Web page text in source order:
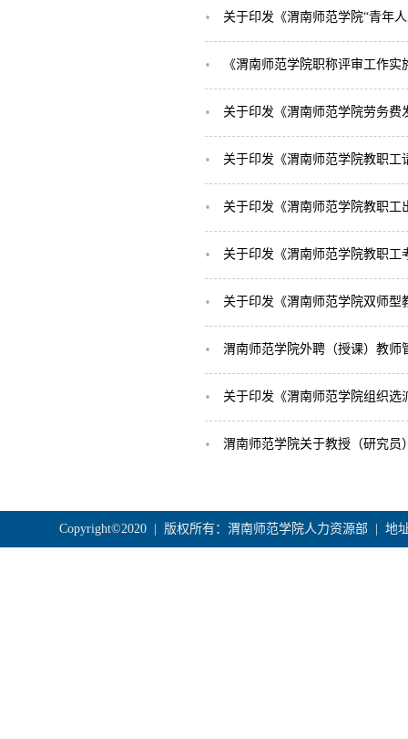
关于印发《渭南师范学院“青年
《渭南师范学院职称评审工作
关于印发《渭南师范学院劳务
关于印发《渭南师范学院教职
关于印发《渭南师范学院教职
关于印发《渭南师范学院教职
关于印发《渭南师范学院双师
渭南师范学院外聘（授课）教师
关于印发《渭南师范学院组织
渭南师范学院关于教授（研究员
Copyright©2020 | 版权所有：渭南师范学院人力资源部 | 地